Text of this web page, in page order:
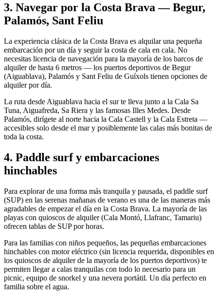
3. Navegar por la Costa Brava — Begur,
Palamós, Sant Feliu
La experiencia clásica de la Costa Brava es alquilar una pequeña
embarcación por un día y seguir la costa de cala en cala. No
necesitas licencia de navegación para la mayoría de los barcos de
alquiler de hasta 6 metros — los puertos deportivos de Begur
(Aiguablava), Palamós y Sant Feliu de Guíxols tienen opciones de
alquiler por día.
La ruta desde Aiguablava hacia el sur te lleva junto a la Cala Sa
Tuna, Aiguafreda, Sa Riera y las famosas Illes Medes. Desde
Palamós, dirígete al norte hacia la Cala Castell y la Cala Estreta —
accesibles solo desde el mar y posiblemente las calas más bonitas de
toda la costa.
4. Paddle surf y embarcaciones
hinchables
Para explorar de una forma más tranquila y pausada, el paddle surf
(SUP) en las serenas mañanas de verano es una de las maneras más
agradables de empezar el día en la Costa Brava. La mayoría de las
playas con quioscos de alquiler (Cala Montó, Llafranc, Tamariu)
ofrecen tablas de SUP por horas.
Para las familias con niños pequeños, las pequeñas embarcaciones
hinchables con motor eléctrico (sin licencia requerida, disponibles en
los quioscos de alquiler de la mayoría de los puertos deportivos) te
permiten llegar a calas tranquilas con todo lo necesario para un
picnic, equipo de snorkel y una nevera portátil. Un día perfecto en
familia sobre el agua.